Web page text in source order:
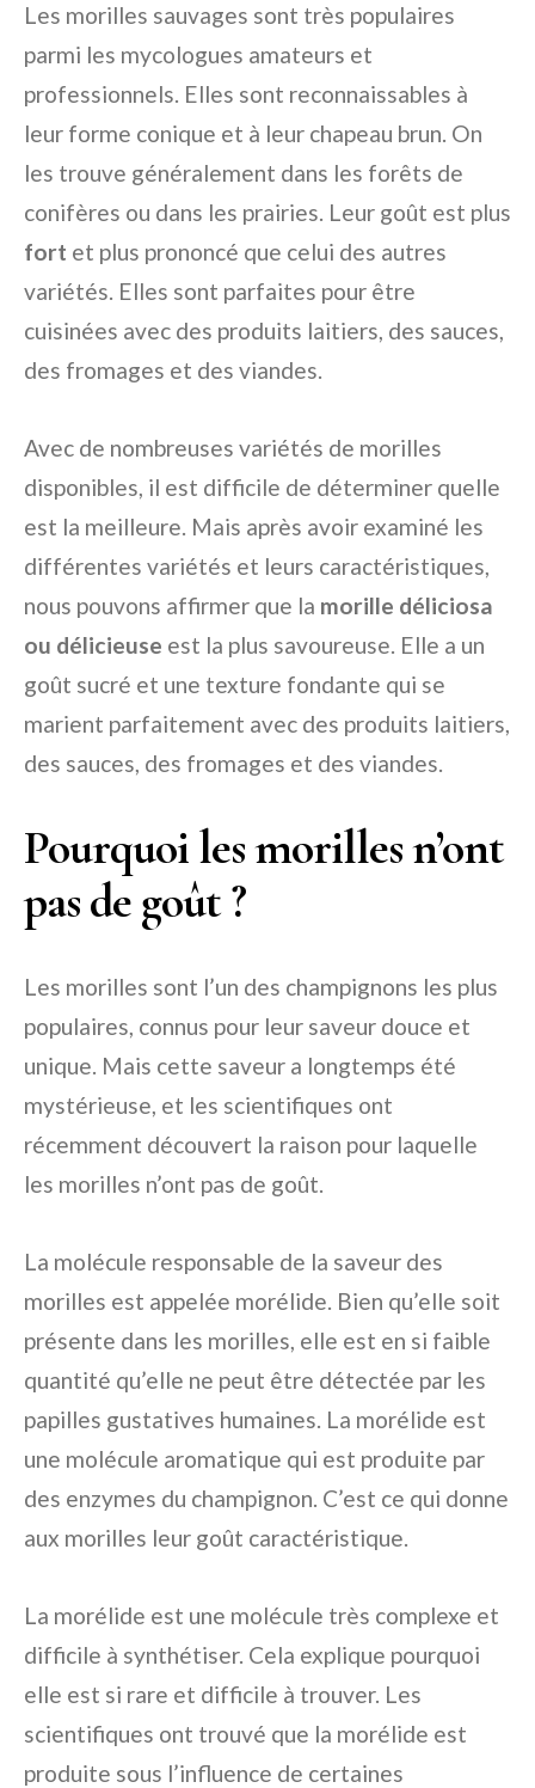
Les morilles sauvages sont très populaires
parmi les mycologues amateurs et
professionnels. Elles sont reconnaissables à
leur forme conique et à leur chapeau brun. On
les trouve généralement dans les forêts de
conifères ou dans les prairies. Leur goût est plus
fort et plus prononcé que celui des autres
variétés. Elles sont parfaites pour être
cuisinées avec des produits laitiers, des sauces,
des fromages et des viandes.
Avec de nombreuses variétés de morilles
disponibles, il est difficile de déterminer quelle
est la meilleure. Mais après avoir examiné les
différentes variétés et leurs caractéristiques,
nous pouvons affirmer que la morille déliciosa
ou délicieuse est la plus savoureuse. Elle a un
goût sucré et une texture fondante qui se
marient parfaitement avec des produits laitiers,
des sauces, des fromages et des viandes.
Pourquoi les morilles n’ont
pas de goût ?
Les morilles sont l’un des champignons les plus
populaires, connus pour leur saveur douce et
unique. Mais cette saveur a longtemps été
mystérieuse, et les scientifiques ont
récemment découvert la raison pour laquelle
les morilles n’ont pas de goût.
La molécule responsable de la saveur des
morilles est appelée morélide. Bien qu’elle soit
présente dans les morilles, elle est en si faible
quantité qu’elle ne peut être détectée par les
papilles gustatives humaines. La morélide est
une molécule aromatique qui est produite par
des enzymes du champignon. C’est ce qui donne
aux morilles leur goût caractéristique.
La morélide est une molécule très complexe et
difficile à synthétiser. Cela explique pourquoi
elle est si rare et difficile à trouver. Les
scientifiques ont trouvé que la morélide est
produite sous l’influence de certaines